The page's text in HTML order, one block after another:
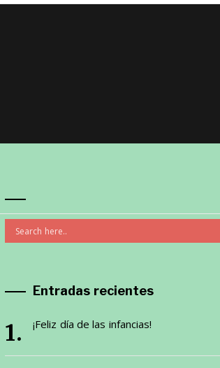
Entradas recientes
¡Feliz día de las infancias!